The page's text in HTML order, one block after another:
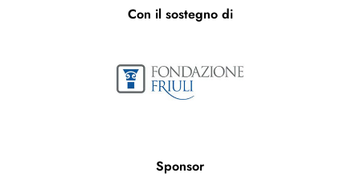
Con il sostegno di
Sponsor